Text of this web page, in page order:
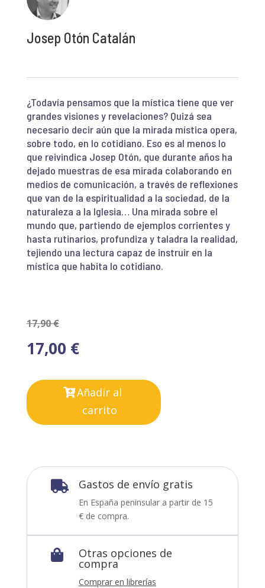
Josep Otón Catalán
¿Todavía pensamos que la mística tiene que ver
grandes visiones y revelaciones? Quizá sea
necesario decir aún que la mirada mística opera,
sobre todo, en lo cotidiano. Eso es al menos lo
que reivindica Josep Otón, que durante años ha
dejado muestras de esa mirada colaborando en
medios de comunicación, a través de reflexiones
que van de la espiritualidad a la sociedad, de la
naturaleza a la Iglesia… Una mirada sobre el
mundo que, partiendo de ejemplos corrientes y
hasta rutinarios, profundiza y taladra la realidad,
tejiendo una lectura capaz de instruir en la
mística que habita lo cotidiano.
17,90€
17,00 €
Añadir al
carrito
 Gastos de envío gratis
En España peninsular a partir de 15
€ de compra.
 Otras opciones de
compra
Comprar en librerías